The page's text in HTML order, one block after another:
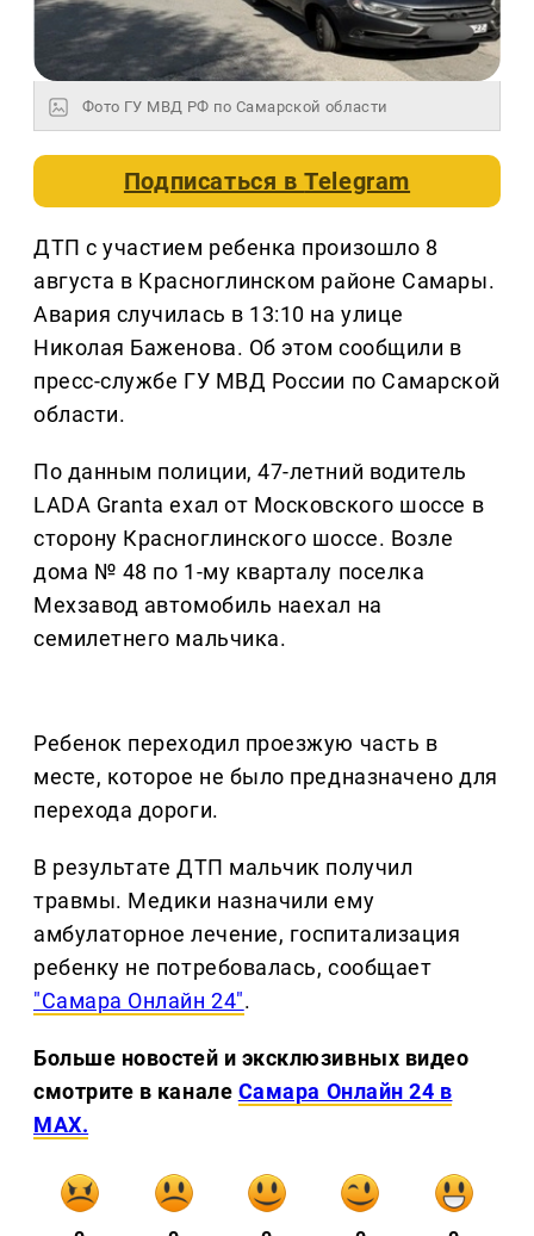
Фото ГУ МВД РФ по Самарской области
Подписаться вTelegram
ДТП с участием ребенка произошло 8
августа в Красноглинском районе Самары.
Авария случилась в 13:10 на улице
Николая Баженова. Об этом сообщили в
пресс-службе ГУ МВД России по Самарской
области.
По данным полиции, 47-летний водитель
LADA Granta ехал от Московского шоссе в
сторону Красноглинского шоссе. Возле
дома № 48 по 1-му кварталу поселка
Мехзавод автомобиль наехал на
семилетнего мальчика.
Ребенок переходил проезжую часть в
месте, которое не было предназначено для
перехода дороги.
В результате ДТП мальчик получил
травмы. Медики назначили ему
амбулаторное лечение, госпитализация
ребенку не потребовалась, сообщает
"Самара Онлайн 24".
Больше новостей и эксклюзивных видео
смотрите в канале Самара Онлайн 24 в
MAX.